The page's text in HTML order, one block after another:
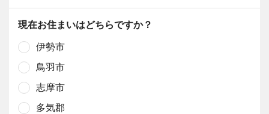
現在お住まいはどちらですか？
伊勢市
鳥羽市
志摩市
多気郡